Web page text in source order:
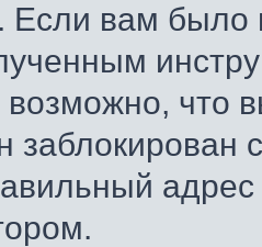
Если вам
возможно, что
адрес